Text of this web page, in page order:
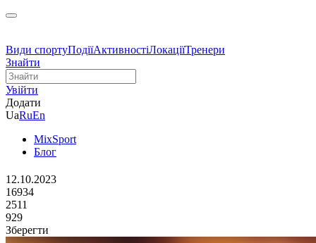
Види спортуПодіїАктивностіЛокаціїТренери
Знайти
Увійти
Додати
UaRuEn
MixSport
Блог
12.10.2023
16934
2511
929
Зберегти